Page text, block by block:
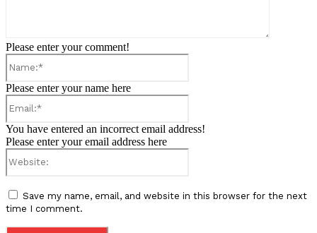
Please enter your comment!
Please enter your name here
You have entered an incorrect email address!
Please enter your email address here
Save my name, email, and website in this browser for the next
time I comment.